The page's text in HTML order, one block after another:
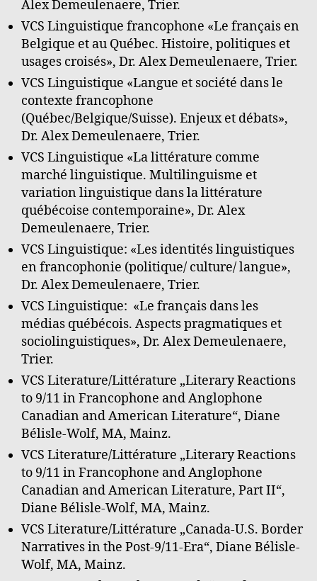
Alex Demeulenaere, Trier.
VCS Linguistique francophone «Le français en
Belgique et au Québec. Histoire, politiques et
usages croisés», Dr. Alex Demeulenaere, Trier.
VCS Linguistique «Langue et société dans le
contexte francophone
(Québec/Belgique/Suisse). Enjeux et débats»,
Dr. Alex Demeulenaere, Trier.
VCS Linguistique «La littérature comme
marché linguistique. Multilinguisme et
variation linguistique dans la littérature
québécoise contemporaine», Dr. Alex
Demeulenaere, Trier.
VCS Linguistique: «Les identités linguistiques
en francophonie (politique/ culture/ langue»,
Dr. Alex Demeulenaere, Trier.
VCS Linguistique: «Le français dans les
médias québécois. Aspects pragmatiques et
sociolinguistiques», Dr. Alex Demeulenaere,
Trier.
VCS Literature/Littérature „Literary Reactions
to 9/11 in Francophone and Anglophone
Canadian and American Literature“, Diane
Bélisle-Wolf, MA, Mainz.
VCS Literature/Littérature „Literary Reactions
to 9/11 in Francophone and Anglophone
Canadian and American Literature, Part II“,
Diane Bélisle-Wolf, MA, Mainz.
VCS Literature/Littérature „Canada-U.S. Border
Narratives in the Post-9/11-Era“, Diane Bélisle-
Wolf, MA, Mainz.